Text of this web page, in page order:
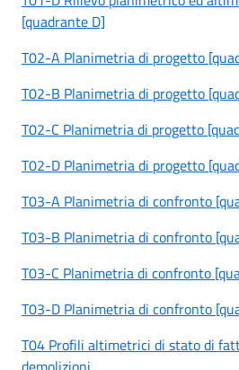
[quadrante D]
T02-A Planimetria di progetto
T02-B Planimetria di progetto
T02-C Planimetria di progetto
T02-D Planimetria di progetto
T03-A Planimetria di confronto
T03-B Planimetria di confronto
T03-C Planimetria di confronto
T03-D Planimetria di confronto
T04 Profili altimetrici di stato di